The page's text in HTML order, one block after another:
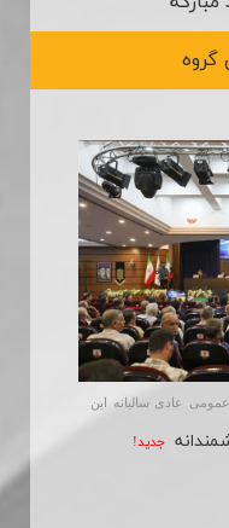
گروه
عادی سالیانه این
جديد!